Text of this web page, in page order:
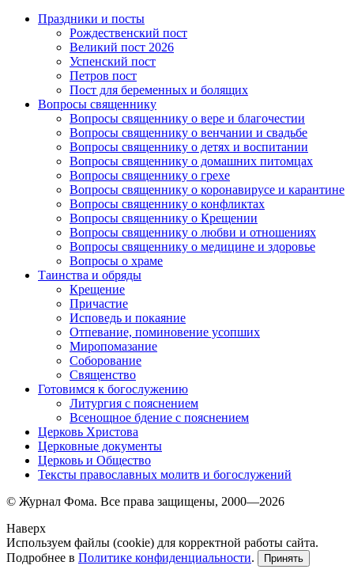
Праздники и посты
Рождественский пост
Великий пост 2026
Успенский пост
Петров пост
Пост для беременных и болящих
Вопросы священнику
Вопросы священнику о вере и благочестии
Вопросы священнику о венчании и свадьбе
Вопросы священнику о детях и воспитании
Вопросы священнику о домашних питомцах
Вопросы священнику о грехе
Вопросы священнику о коронавирусе и карантине
Вопросы священнику о конфликтах
Вопросы священнику о Крещении
Вопросы священнику о любви и отношениях
Вопросы священнику о медицине и здоровье
Вопросы о храме
Таинства и обряды
Крещение
Причастие
Исповедь и покаяние
Отпевание, поминовение усопших
Миропомазание
Соборование
Священство
Готовимся к богослужению
Литургия с пояснением
Всенощное бдение с пояснением
Церковь Христова
Церковные документы
Церковь и Общество
Тексты православных молитв и богослужений
© Журнал Фома. Все права защищены, 2000—2026
Наверх
Используем файлы (cookie) для корректной работы сайта.
Подробнее в Политике конфиденциальности. Принять